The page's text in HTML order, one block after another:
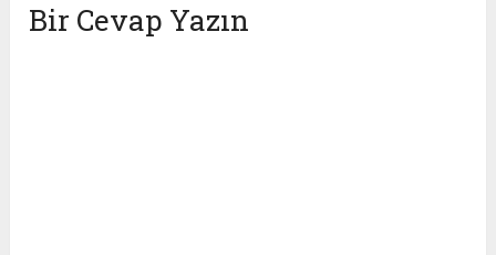
Bir Cevap Yazın